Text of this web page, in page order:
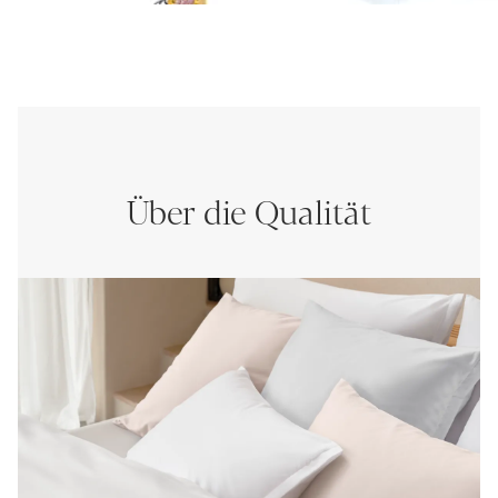
Über die Qualität